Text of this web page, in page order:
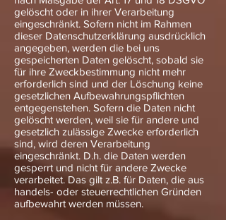
gelöscht oder in ihrer Verarbeitung
eingeschränkt. Sofern nicht im Rahmen
dieser Datenschutzerklärung ausdrücklich
angegeben, werden die bei uns
gespeicherten Daten gelöscht, sobald sie
für ihre Zweckbestimmung nicht mehr
erforderlich sind und der Löschung keine
gesetzlichen Aufbewahrungspflichten
entgegenstehen. Sofern die Daten nicht
gelöscht werden, weil sie für andere und
gesetzlich zulässige Zwecke erforderlich
sind, wird deren Verarbeitung
eingeschränkt. D.h. die Daten werden
gesperrt und nicht für andere Zwecke
verarbeitet. Das gilt z.B. für Daten, die aus
handels- oder steuerrechtlichen Gründen
aufbewahrt werden müssen.